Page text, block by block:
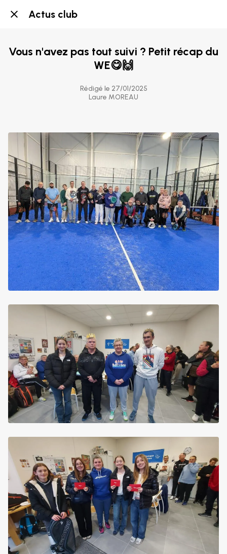
Actus club
Vous n'avez pas tout suivi ? Petit récap du
WE😋🙌
Rédigé le 27/01/2025
Laure MOREAU